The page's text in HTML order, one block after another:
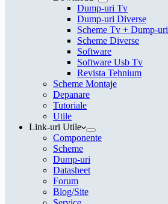
Dump-uri Tv
Dump-uri Diverse
Scheme Tv + Dump-uri
Scheme Diverse
Software
Software Usb Tv
Revista Tehnium
Scheme Montaje
Depanare
Tutoriale
Utile
Link-uri Utile
Componente
Scheme
Dump-uri
Datasheet
Forum
Blog/Site